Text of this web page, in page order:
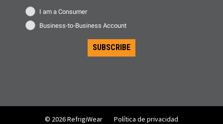
I am a Consumer
Business-to-Business Account
SUBSCRIBE
© 2026 RefrigiWear
Política de privacidad